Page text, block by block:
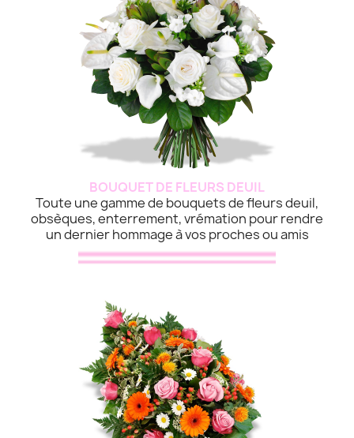
BOUQUET DE FLEURS DEUIL
Toute une gamme de bouquets de fleurs deuil,
obsèques, enterrement, vrémation pour rendre
un dernier hommage à vos proches ou amis